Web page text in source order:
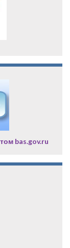
bas.gov.ru